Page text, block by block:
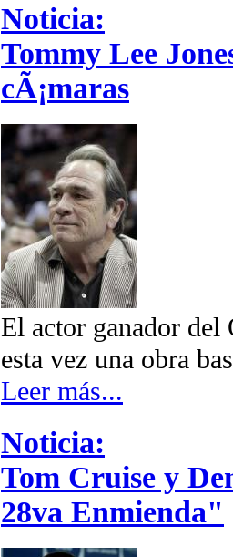
Noticia:
Tommy Lee
cÃ¡maras
El actor ganador
esta vez una obra
Leer más...
Noticia:
Tom Cruise y
28va Enmienda"